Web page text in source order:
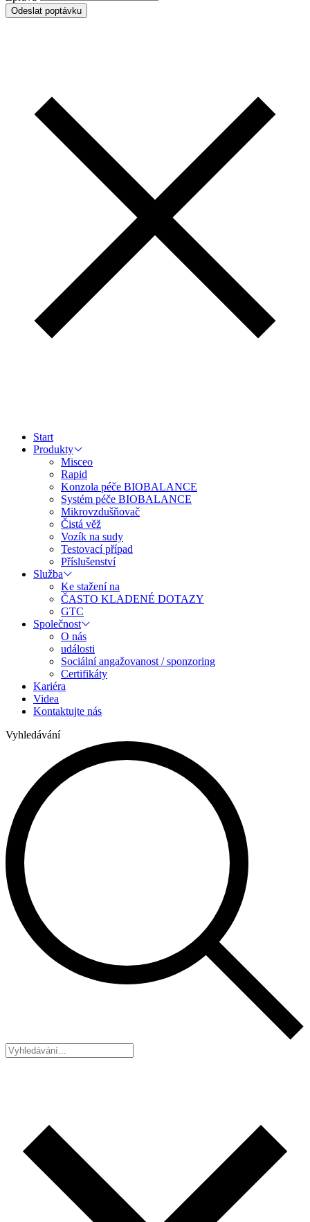
Odeslat poptávku
Start
Produkty
Misceo
Rapid
Konzola péče BIOBALANCE
Systém péče BIOBALANCE
Mikrovzdušňovač
Čistá věž
Vozík na sudy
Testovací případ
Příslušenství
Služba
Ke stažení na
ČASTO KLADENÉ DOTAZY
GTC
Společnost
O nás
události
Sociální angažovanost / sponzoring
Certifikáty
Kariéra
Videa
Kontaktujte nás
Vyhledávání